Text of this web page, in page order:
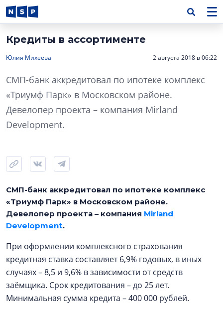
Кредиты в ассортименте
Юлия Михеева 2 августа 2018 в 06:22
СМП-банк аккредитовал по ипотеке комплекс
«Триумф Парк» в Московском районе.
Девелопер проекта – компания Mirland
Development.
СМП-банк аккредитовал по ипотеке комплекс
«Триумф Парк» в Московском районе.
Девелопер проекта – компания Mirland
Development.
При оформлении комплексного страхования
кредитная ставка составляет 6,9% годовых, в иных
случаях – 8,5 и 9,6% в зависимости от средств
заёмщика. Срок кредитования – до 25 лет.
Минимальная сумма кредита – 400 000 рублей.